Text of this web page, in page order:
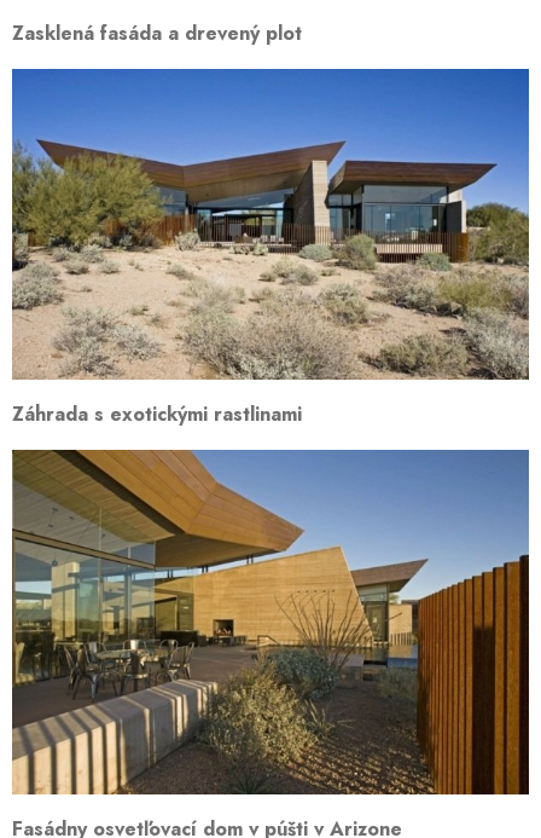
Zasklená fasáda a drevený plot
Záhrada s exotickými rastlinami
Fasádny osvetľovací dom v púšti v Arizone